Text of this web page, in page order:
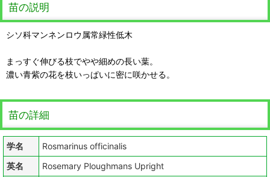
苗の説明
シソ科マンネンロウ属常緑性低木
まっすぐ伸びる枝でやや細めの長い葉。
濃い青紫の花を枝いっぱいに密に咲かせる。
苗の詳細
学名
Rosmarinus officinalis
英名
Rosemary Ploughmans Upright